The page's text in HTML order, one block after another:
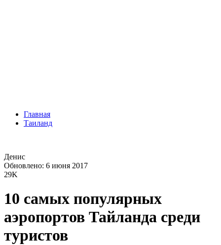
Главная
Таиланд
Денис
Обновлено: 6 июня 2017
29K
10 самых популярных
аэропортов Тайланда среди
туристов